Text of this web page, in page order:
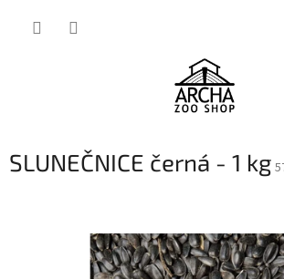
SLUNEČNICE černá - 1 kg